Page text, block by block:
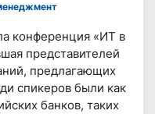
конференция «ИТ в
представителей
предлагающих
спикеров были как
банков, таких